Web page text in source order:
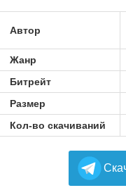
Автор
Жанр
Битрейт
Размер
Кол-во скачиваний